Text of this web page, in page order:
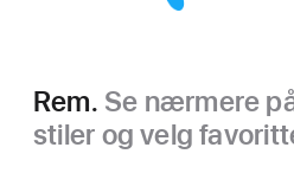
Rem. Se nærmere
stiler og velg